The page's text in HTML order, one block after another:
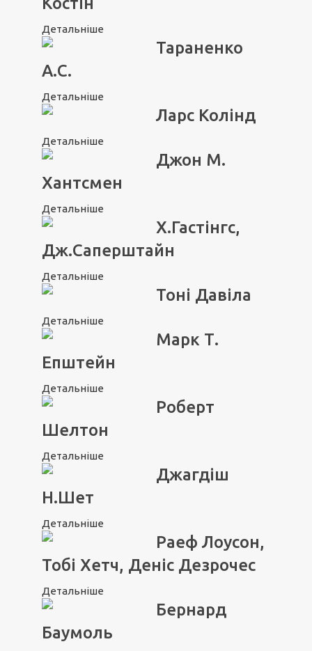
Детальніше
Тараненко
А.С.
Детальніше
Ларс Колінд
Детальніше
Джон М.
Хантсмен
Детальніше
Х.Гастінгс,
Дж.Саперштайн
Детальніше
Тоні Давіла
Детальніше
Марк Т.
Епштейн
Детальніше
Роберт
Шелтон
Детальніше
Джагдіш
Н.Шет
Детальніше
Раеф Лоусон,
Тобі Хетч, Деніс Дезрочес
Детальніше
Бернард
Баумоль